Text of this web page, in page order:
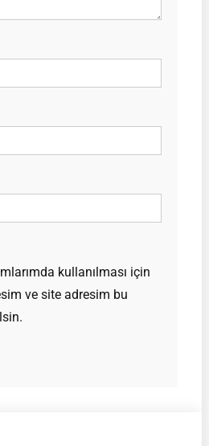
kullanılması için
ve site adresim bu